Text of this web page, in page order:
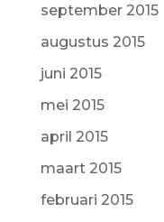
september 2015
augustus 2015
juni 2015
mei 2015
april 2015
maart 2015
februari 2015